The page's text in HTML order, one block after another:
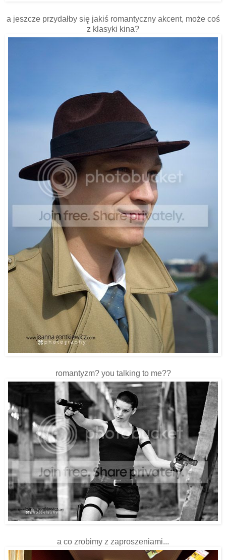
a jeszcze przydałby się jakiś romantyczny akcent, może coś
z klasyki kina?
romantyzm? you talking to me??
a co zrobimy z zaproszeniami...